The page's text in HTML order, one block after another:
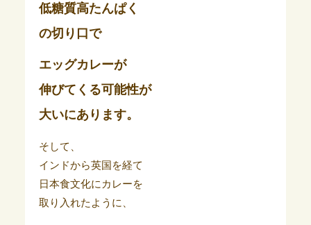
低糖質高たんぱく
の切り口で
エッグカレーが
伸びてくる可能性が
大いにあります。
そして、
インドから英国を経て
日本食文化にカレーを
取り入れたように、